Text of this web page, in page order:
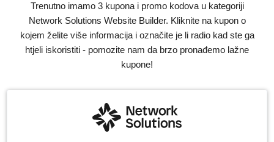
Trenutno imamo 3 kupona i promo kodova u kategoriji
Network Solutions Website Builder. Kliknite na kupon o
kojem želite više informacija i označite je li radio kad ste ga
htjeli iskoristiti - pomozite nam da brzo pronađemo lažne
kupone!